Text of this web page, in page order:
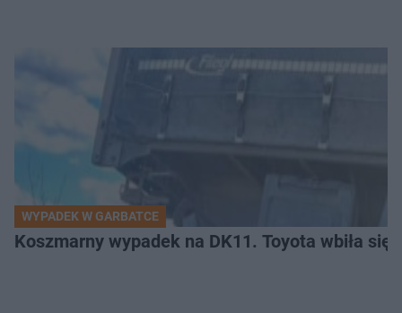
WYPADEK W GARBATCE
Koszmarny wypadek na DK11. Toyota wbiła się